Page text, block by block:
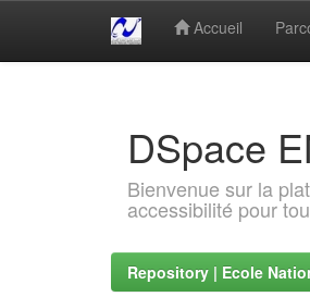
Accueil
DSpace
Bienvenue sur la
accessibilité pour
Repository | Ecole